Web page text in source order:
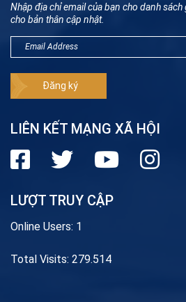
Nhập địa chỉ email của bạn cho danh
cho bản thân cập nhật.
LIÊN KẾT MẠNG XÃ HỘI
LƯỢT TRUY CẬP
Online Users: 1
Total Visits: 279.514